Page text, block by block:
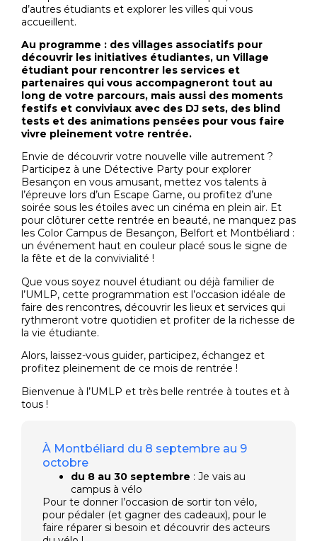
d’autres étudiants et explorer les villes qui vous
accueillent.
Au programme : des villages associatifs pour
découvrir les initiatives étudiantes, un Village
étudiant pour rencontrer les services et
partenaires qui vous accompagneront tout au
long de votre parcours, mais aussi des moments
festifs et conviviaux avec des DJ sets, des blind
tests et des animations pensées pour vous faire
vivre pleinement votre rentrée.
Envie de découvrir votre nouvelle ville autrement ?
Participez à une Détective Party pour explorer
Besançon en vous amusant, mettez vos talents à
l’épreuve lors d’un Escape Game, ou profitez d’une
soirée sous les étoiles avec un cinéma en plein air. Et
pour clôturer cette rentrée en beauté, ne manquez pas
les Color Campus de Besançon, Belfort et Montbéliard :
un événement haut en couleur placé sous le signe de
la fête et de la convivialité !
Que vous soyez nouvel étudiant ou déjà familier de
l’UMLP, cette programmation est l’occasion idéale de
faire des rencontres, découvrir les lieux et services qui
rythmeront votre quotidien et profiter de la richesse de
la vie étudiante.
Alors, laissez-vous guider, participez, échangez et
profitez pleinement de ce mois de rentrée !
Bienvenue à l’UMLP et très belle rentrée à toutes et à
tous !
À Montbéliard du 8 septembre au 9
octobre
du 8 au 30 septembre : Je vais au
campus à vélo
Pour te donner l’occasion de sortir ton vélo,
pour pédaler (et gagner des cadeaux), pour le
faire réparer si besoin et découvrir des acteurs